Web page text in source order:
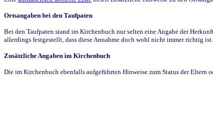
Ortsangaben bei den Taufpaten
Bei den Taufpaten stand im Kirchenbuch nur selten eine Angabe der
allerdings festgestellt, dass diese Annahme doch wohl nicht immer richtig
Zusätzliche Angaben im Kirchenbuch
Die im Kirchenbuch ebenfalls aufgeführten Hinweise zum Status der Eltern